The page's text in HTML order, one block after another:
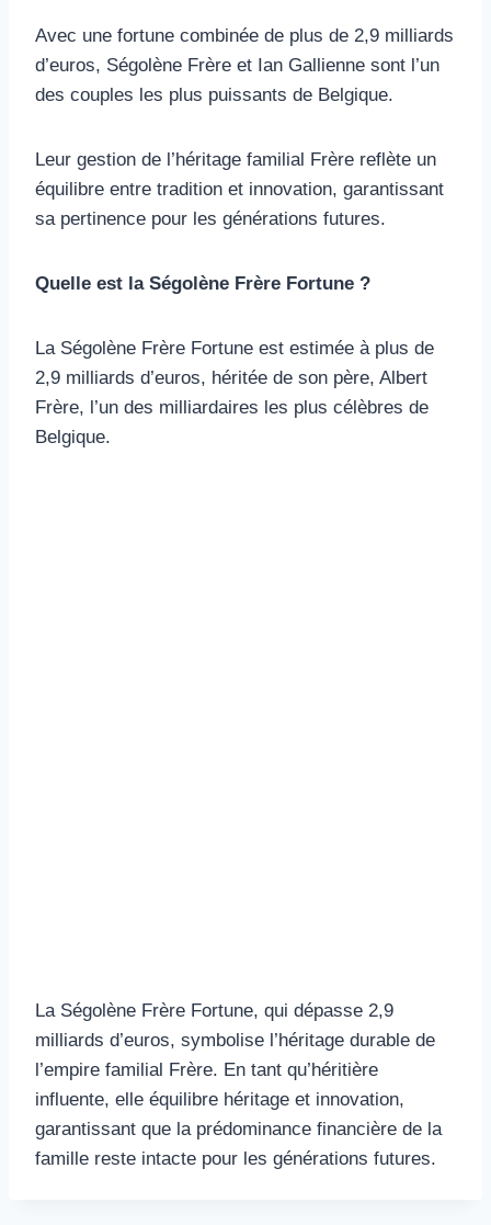
Avec une fortune combinée de plus de 2,9 milliards
d’euros, Ségolène Frère et Ian Gallienne sont l’un
des couples les plus puissants de Belgique.
Leur gestion de l’héritage familial Frère reflète un
équilibre entre tradition et innovation, garantissant
sa pertinence pour les générations futures.
Quelle est la Ségolène Frère Fortune ?
La Ségolène Frère Fortune est estimée à plus de
2,9 milliards d’euros, héritée de son père, Albert
Frère, l’un des milliardaires les plus célèbres de
Belgique.
La Ségolène Frère Fortune, qui dépasse 2,9
milliards d’euros, symbolise l’héritage durable de
l’empire familial Frère. En tant qu’héritière
influente, elle équilibre héritage et innovation,
garantissant que la prédominance financière de la
famille reste intacte pour les générations futures.